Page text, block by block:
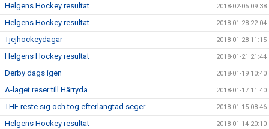
Helgens Hockey resultat 2018-02-05 09:38
Helgens Hockey resultat 2018-01-28 22:04
Tjejhockeydagar 2018-01-28 11:15
Helgens Hockey resultat 2018-01-21 21:44
Derby dags igen 2018-01-19 10:40
A-laget reser till Härryda 2018-01-17 11:40
THF reste sig och tog efterlängtad seger 2018-01-15 08:46
Helgens Hockey resultat 2018-01-14 20:10